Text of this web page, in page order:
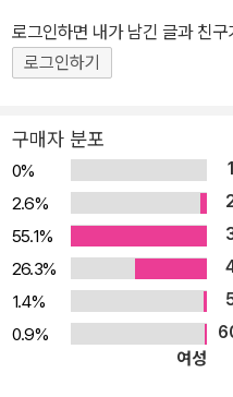
로그인하면 내가 남긴 글과 친
로그인하기
구매자 분포
0%
2.6%
55.1%
26.3%
1.4%
0.9%
여성